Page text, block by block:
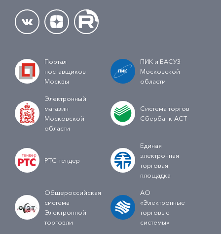
Портал
поставщиков
Москвы
ПИК и ЕАСУЗ
Московской
области
Электронный
магазин
Московской
области
Система торгов
Сбербанк-АСТ
РТС-тендер
Единая
электронная
торговая
площадка
Общероссийская
система
Электронной
торговли
АО
«Электронные
торговые
системы»